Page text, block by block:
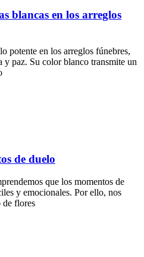
blancas en los arreglos
potente en los arreglos fúnebres,
y paz. Su color blanco transmite un
de duelo
que los momentos de
y emocionales. Por ello, nos
de flores